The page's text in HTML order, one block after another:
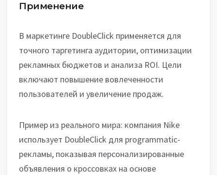
Применение
В маркетинге DoubleClick применяется для
точного таргетинга аудитории, оптимизации
рекламных бюджетов и анализа ROI. Цели
включают повышение вовлеченности
пользователей и увеличение продаж.
Пример из реального мира: компания Nike
использует DoubleClick для programmatic-
рекламы, показывая персонализированные
объявления о кроссовках на основе